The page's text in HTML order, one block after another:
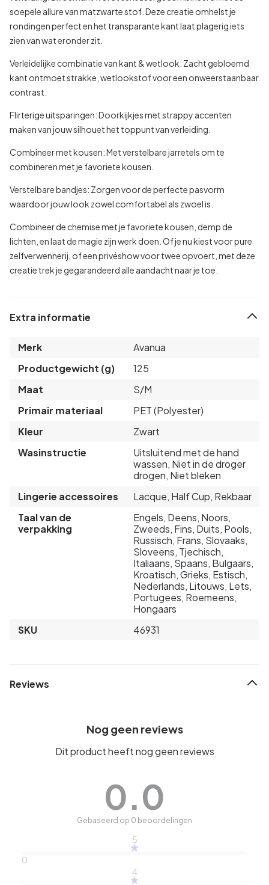
soepele allure van matzwarte stof. Deze creatie omhelst je
rondingen perfect en het transparante kant laat plagerig iets
zien van wat eronder zit.
Verleidelijke combinatie van kant & wetlook: Zacht gebloemd
kant ontmoet strakke, wetlookstof voor een onweerstaanbaar
contrast.
Flirterige uitsparingen:Doorkijkjes met strappy accenten
maken van jouw silhouet het toppunt van verleiding.
Combineer met kousen:Met verstelbare jarretels om te
combineren met je favoriete kousen.
Verstelbare bandjes: Zorgen voor de perfecte pasvorm
waardoor jouw look zowel comfortabel als zwoel is.
Combineer de chemise met je favoriete kousen, demp de
lichten, en laat de magie zijn werk doen. Of je nu kiest voor pure
zelfverwennerij, of een privéshow voor twee opvoert, met deze
creatie trek je gegarandeerd alle aandacht naar je toe.
Extra informatie
Merk
Avanua
Productgewicht (g)
125
Maat
S/M
Primair materiaal
PET (Polyester)
Kleur
Zwart
Wasinstructie
Uitsluitend met de hand
wassen, Niet in de droger
drogen, Niet bleken
Lingerie accessoires
Lacque, Half Cup, Rekbaar
Taal van de
verpakking
Engels, Deens, Noors,
Zweeds, Fins, Duits, Pools,
Russisch, Frans, Slovaaks,
Sloveens, Tjechisch,
Italiaans, Spaans, Bulgaars,
Kroatisch, Grieks, Estisch,
Nederlands, Litouws, Lets,
Portugees, Roemeens,
Hongaars
SKU
46931
Reviews
Nog geen reviews
Dit product heeft nog geen reviews
0.0
Gebaseerd op 0 beoordelingen
5
0
4